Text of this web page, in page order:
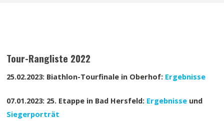
Tour-Rangliste 2022
25.02.2023: Biathlon-Tourfinale in Oberhof: Ergebnisse
07.01.2023: 25. Etappe in Bad Hersfeld: Ergebnisse und
Siegerporträt